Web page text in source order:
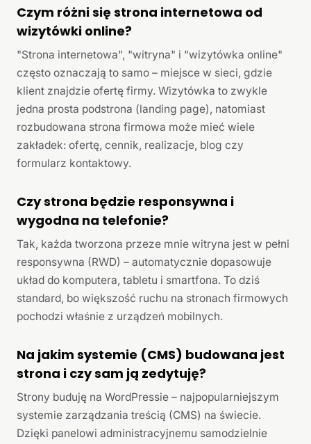
Czym różni się strona internetowa od
wizytówki online?
"Strona internetowa", "witryna" i "wizytówka online"
często oznaczają to samo – miejsce w sieci, gdzie
klient znajdzie ofertę firmy. Wizytówka to zwykle
jedna prosta podstrona (landing page), natomiast
rozbudowana strona firmowa może mieć wiele
zakładek: ofertę, cennik, realizacje, blog czy
formularz kontaktowy.
Czy strona będzie responsywna i
wygodna na telefonie?
Tak, każda tworzona przeze mnie witryna jest w pełni
responsywna (RWD) – automatycznie dopasowuje
układ do komputera, tabletu i smartfona. To dziś
standard, bo większość ruchu na stronach firmowych
pochodzi właśnie z urządzeń mobilnych.
Na jakim systemie (CMS) budowana jest
strona i czy sam ją zedytuję?
Strony buduję na WordPressie – najpopularniejszym
systemie zarządzania treścią (CMS) na świecie.
Dzięki panelowi administracyjnemu samodzielnie